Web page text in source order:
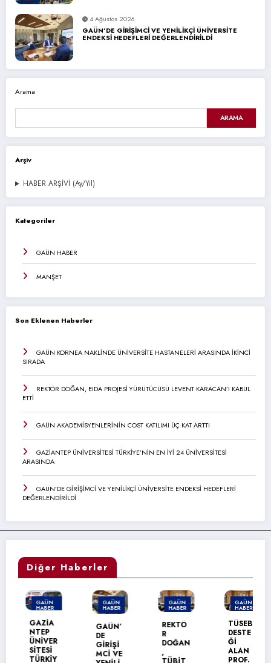
4 Ağustos 2026
GAÜN’DE GİRİŞİMCİ VE YENİLİKÇİ ÜNİVERSİTE
ENDEKSİ HEDEFLERİ DEĞERLENDİRİLDİ
Arama
ARAMA
Arşiv
HABER ARŞİVİ (Ay/Yıl)
Kategoriler
GAÜN HABER
MANŞET
Son Eklenen Haberler
GAÜN KORNEA NAKLİNDE ÜNİVERSİTE HASTANELERİ ARASINDA İKİNCİ
SIRADA
REKTÖR DOĞAN, EIDA PROJESİ YÜRÜTÜCÜSÜ LEVENT KARACAN’I KABUL
ETTİ
GAÜN AKADEMİSYENLERİNİN COST KATILIMI ÜÇ KAT ARTTI
GAZİANTEP ÜNİVERSİTESİ TÜRKİYE’NİN EN İYİ 24 ÜNİVERSİTESİ
ARASINDA
GAÜN’DE GİRİŞİMCİ VE YENİLİKÇİ ÜNİVERSİTE ENDEKSİ HEDEFLERİ
DEĞERLENDİRİLDİ
Diğer Haberler
GAÜN
HABER
MANŞET
GAZİA
NTEP
ÜNİVER
SİTESİ
TÜRKİY
GAÜN
HABER
GAÜN’
DE
GİRİŞİ
MCİ VE
GAÜN
HABER
REKTÖ
DOĞAN
GAÜN
HABER
TÜSEB
DESTE
Ğİ
ALAN
PROF.